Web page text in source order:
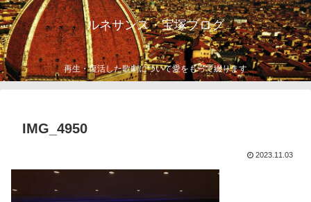
ルネサンス・宝塚ブログ
再生・復活した歌劇について愛をもって綴ります
IMG_4950
2023.11.03